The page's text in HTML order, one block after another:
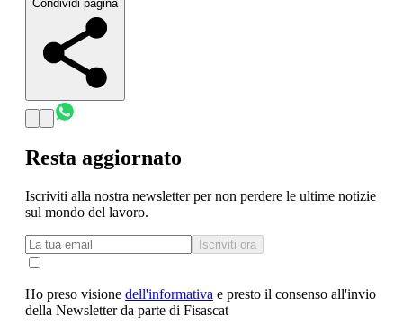
Condividi pagina
Resta aggiornato
Iscriviti alla nostra newsletter per non perdere le ultime notizie
sul mondo del lavoro.
Iscriviti ora
Ho preso visione dell'informativa e presto il consenso all'invio
della Newsletter da parte di Fisascat